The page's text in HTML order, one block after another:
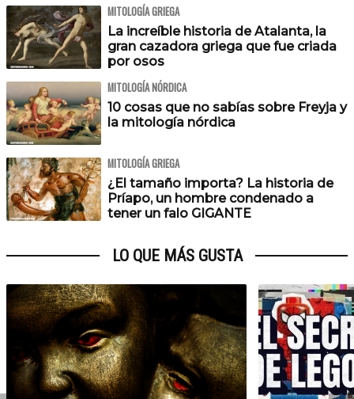
MITOLOGÍA GRIEGA
La increíble historia de Atalanta, la
gran cazadora griega que fue criada
por osos
MITOLOGÍA NÓRDICA
10 cosas que no sabías sobre Freyja y
la mitología nórdica
MITOLOGÍA GRIEGA
¿El tamaño importa? La historia de
Príapo, un hombre condenado a
tener un falo GIGANTE
LO QUE MÁS GUSTA